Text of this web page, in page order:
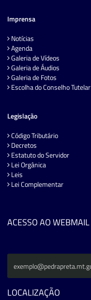
Imprensa
Notícias
Agenda
Galeria de Vídeos
Galeria de Áudios
Galeria de Fotos
Escolha do Conselho Tutelar
Legislação
Código Tributário
Decretos
Estatuto do Servidor
Lei Orgânica
Leis
Lei Complementar
ACESSO AO WEBMAIL
LOCALIZAÇÃO